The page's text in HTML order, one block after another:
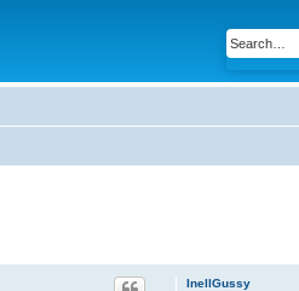
InellGussy